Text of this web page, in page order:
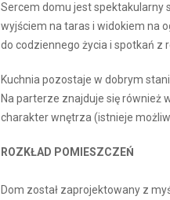
Sercem domu jest spektakularny
wyjściem na taras i widokiem na
do codziennego życia i spotkań z
Kuchnia pozostaje w dobrym
Na parterze znajduje się również
charakter wnętrza (istnieje
ROZKŁAD POMIESZCZEŃ
Dom został zaprojektowany z